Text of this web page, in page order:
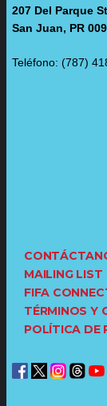
207 Del Parque
San Juan, PR
Teléfono: (787)
MAILING LIST
FIFA
TÉRMINOS Y
POLÍTICA DE